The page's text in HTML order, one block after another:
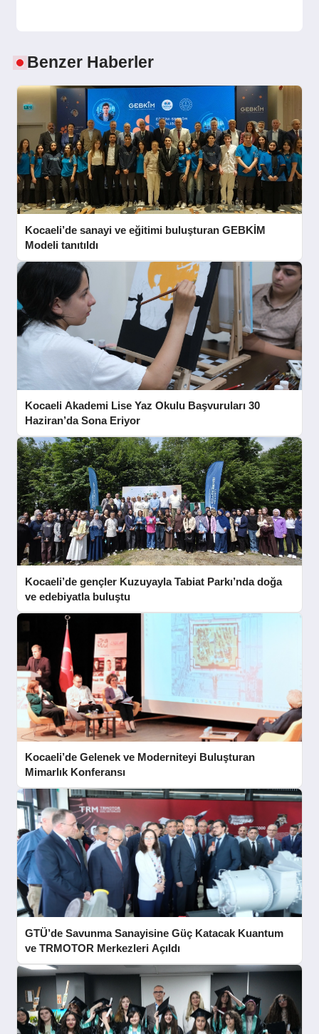
YAŞAM
Benzer Haberler
Kocaeli’de sanayi ve eğitimi buluşturan GEBKİM
Modeli tanıtıldı
Kocaeli Akademi Lise Yaz Okulu Başvuruları 30
Haziran’da Sona Eriyor
Kocaeli’de gençler Kuzuyayla Tabiat Parkı’nda doğa
ve edebiyatla buluştu
Kocaeli’de Gelenek ve Moderniteyi Buluşturan
Mimarlık Konferansı
GTÜ’de Savunma Sanayisine Güç Katacak Kuantum
ve TRMOTOR Merkezleri Açıldı